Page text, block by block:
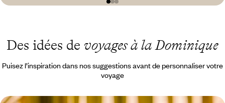
Des idées de voyages à la Dominique
Puisez l’inspiration dans nos suggestions avant de personnaliser votre
voyage